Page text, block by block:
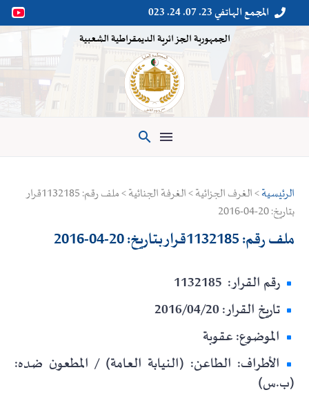

 المجمع الهاتفي 23. 07. 24. 023
الجمهورية الجزائرية الديمقراطية الشعبية

الرئيسية
> الغرف الجزائية > الغرفة الجنائية > ملف رقم: 1132185قرار
بتاريخ: 20-04-2016
ملف رقم: 1132185قرار بتاريخ: 20-04-2016
رقم القرار: 1132185
تاريخ القرار: 2016/04/20
الموضوع: عقوبة
الأطراف: الطاعن: (النيابة العامة) / المطعون ضده:
(ب.س)